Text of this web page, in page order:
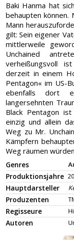
Baki Hanma hat
behaupten können.
Mann
gilt: Sein eigener
mittlerweile
Unchained
verheißungsvoll
derzeit in einem
Pentagon« im US-
ebenfalls dort
langersehnten
Black Pentagon
einzig und allein
Weg zu Mr.
Kämpfern
Weg räumen
Genres
Produktionsjahre
Hauptdarsteller
Produzenten
Regisseure
Autoren